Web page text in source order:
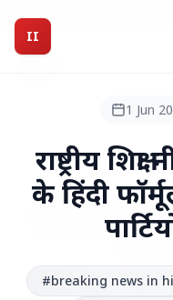
Breaking News:
II
HEADLINES
TOP STORIES
II
1 Jun
राष्ट्रीय
के हिंदी
#breaking news in